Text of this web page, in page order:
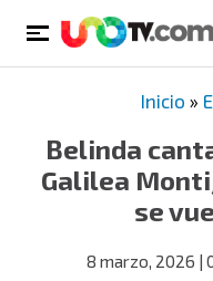
Inicio »
Belinda
Galilea
se
8 marzo, 2026 |